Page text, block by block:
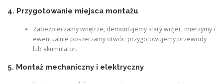
4. Przygotowanie miejsca montażu
Zabezpieczamy wnętrze, demontujemy stary wizjer, mierzymy i
ewentualnie poszerzamy otwór; przygotowujemy przewody
lub akumulator.
5. Montaż mechaniczny i elektryczny